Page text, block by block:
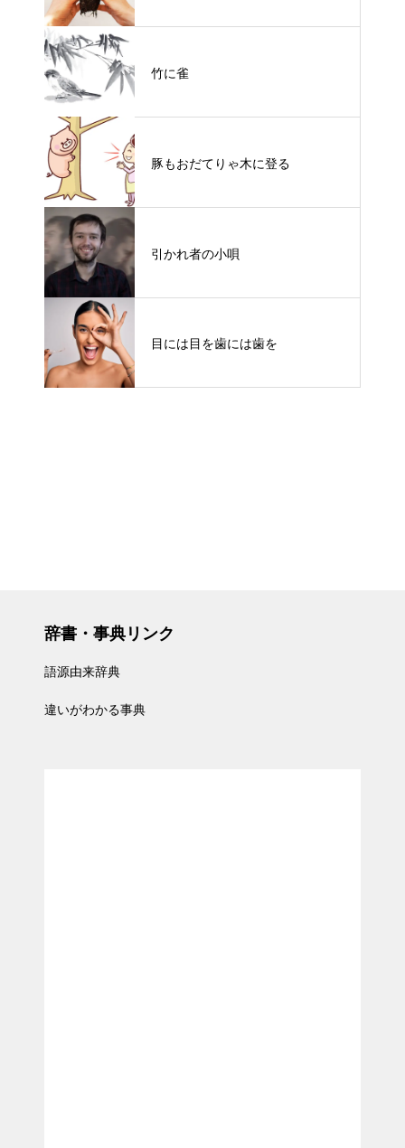
竹に雀
豚もおだてりゃ木に登る
引かれ者の小唄
目には目を歯には歯を
辞書・事典リンク
語源由来辞典
違いがわかる事典